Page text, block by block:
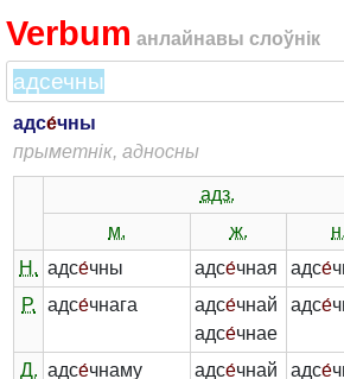
Verbum анлайнавы слоўнік
адсе́чны
прыметнік, адносны
адз.
м.
ж. н.
Н. адсе́чны адсе́чная адсе́
Р.
адсе́чнага адсе́чнай
адсе́чнае
адсе́
Д. адсе́чнаму адсе́чнай адсе́